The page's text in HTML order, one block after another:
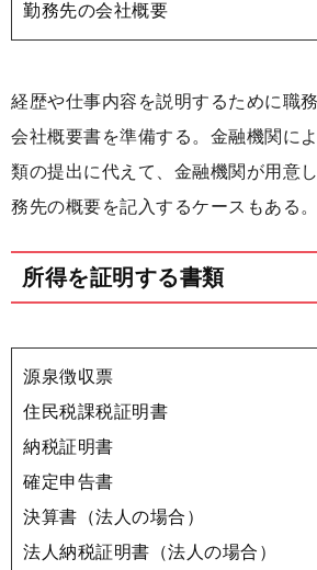
勤務先の会社概要
経歴や仕事内容を説明するために職
会社概要書を準備する。金融機関に
類の提出に代えて、金融機関が用意
務先の概要を記入するケースもある。
所得を証明する書類
源泉徴収票
住民税課税証明書
納税証明書
確定申告書
決算書（法人の場合）
法人納税証明書（法人の場合）